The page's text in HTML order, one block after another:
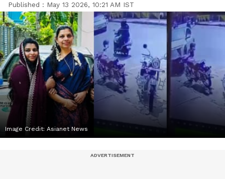
Published : May 13 2026, 10:21 AM IST
Image Credit: Asianet News